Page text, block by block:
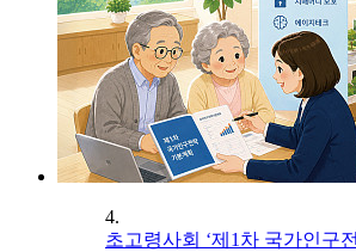
4.
초고령사회 ‘제1차 국가인구